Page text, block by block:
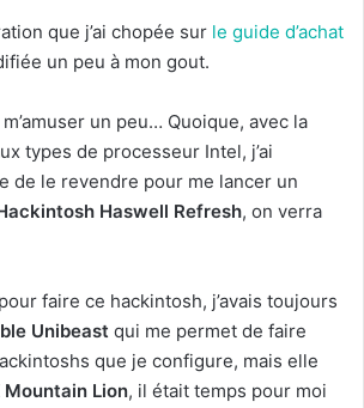
que j’ai chopée sur le guide d’achat
un peu à mon gout.
un peu… Quoique, avec la
types de processeur Intel, j’ai
de le revendre pour me lancer un
Haswell Refresh, on verra
faire ce hackintosh, j’avais toujours
Unibeast qui me permet de faire
que je configure, mais elle
Mountain Lion, il était temps pour moi